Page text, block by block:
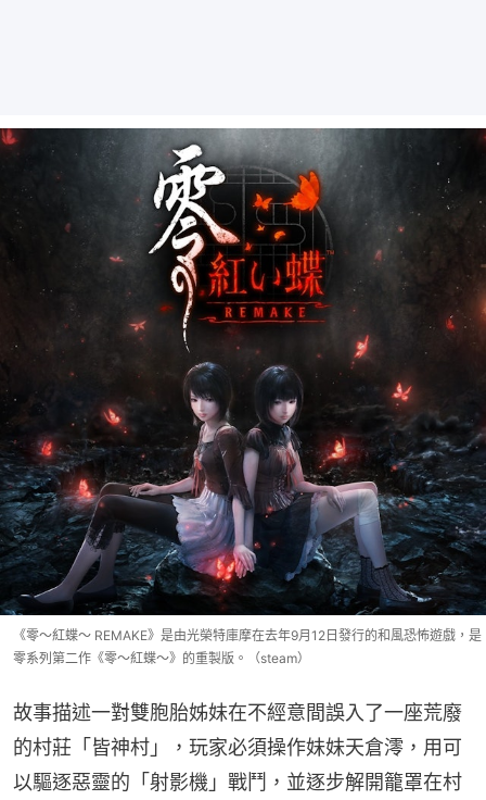
《零～紅蝶～ REMAKE》是由光榮特庫摩在去年9月12日發行的和風恐怖遊戲，是
零系列第二作《零～紅蝶～》的重製版。（steam）
故事描述一對雙胞胎姊妹在不經意間誤入了一座荒廢
的村莊「皆神村」，玩家必須操作妹妹天倉澪，用可
以驅逐惡靈的「射影機」戰鬥，並逐步解開籠罩在村